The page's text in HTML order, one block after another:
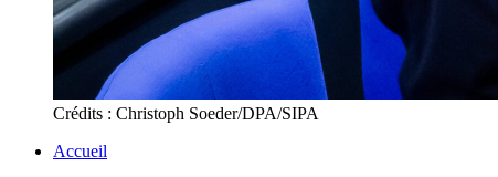
Crédits : Christoph Soeder/DPA/SIPA
Accueil